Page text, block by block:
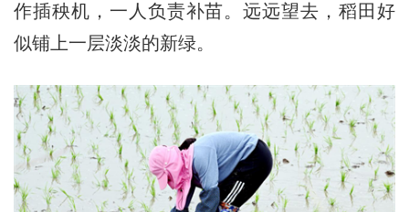
作插秧机，一人负责补苗。远远望去，稻田好
似铺上一层淡淡的新绿。